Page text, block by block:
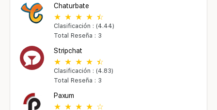
Chaturbate
Clasificación : (4.44)
Total Reseña : 3
Stripchat
Clasificación : (4.83)
Total Reseña : 3
Paxum